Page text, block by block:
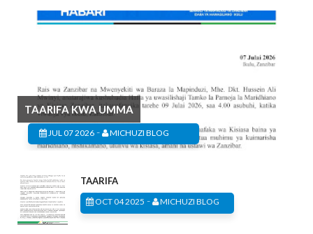
TAARIFA KWA UMMA
JUL 07 2026 - MICHUZI BLOG
TAARIFA
OCT 04 2025 - MICHUZI BLOG